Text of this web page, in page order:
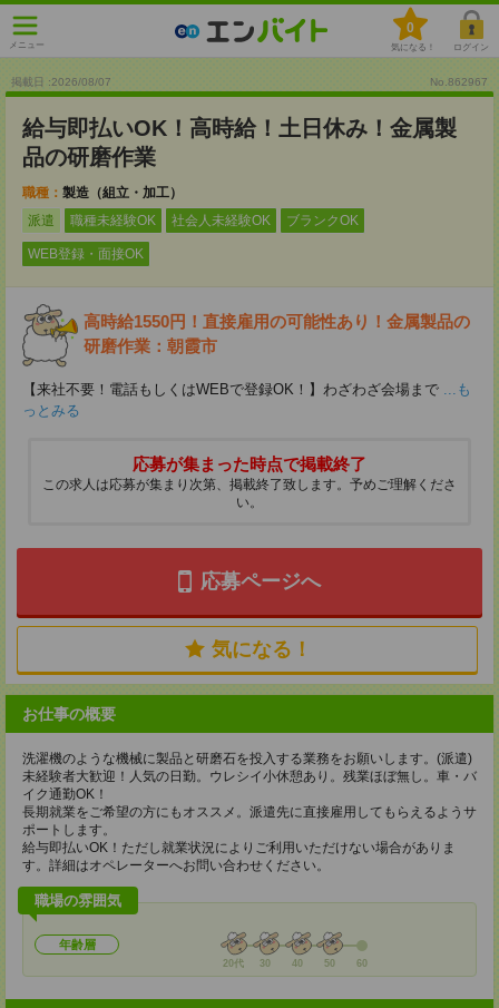
メニュー
0
気になる！ ログイン
掲載日 :2026/08/07 No.862967
給与即払いOK！高時給！土日休み！金属製
品の研磨作業
職種： 製造（組立・加工）
派遣
職種未経験OK 社会人未経験OK ブランクOK
WEB登録・面接OK
高時給1550円！直接雇用の可能性あり！金属製品の
研磨作業：朝霞市
【来社不要！電話もしくはWEBで登録OK！】わざわざ会場まで ...も
っとみる
応募が集まった時点で掲載終了
この求人は応募が集まり次第、掲載終了致します。予めご理解くださ
い。
応募ページへ
気になる！
お仕事の概要
洗濯機のような機械に製品と研磨石を投入する業務をお願いします。(派遣)
未経験者大歓迎！人気の日勤。ウレシイ小休憩あり。残業ほぼ無し。車・バ
イク通勤OK！
長期就業をご希望の方にもオススメ。派遣先に直接雇用してもらえるようサ
ポートします。
給与即払いOK！ただし就業状況によりご利用いただけない場合がありま
す。詳細はオペレーターへお問い合わせください。
職場の雰囲気
年齢層
20代 30 40 50 60